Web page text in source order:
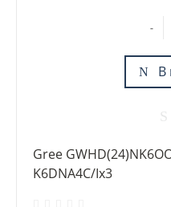
-
В
Gree
K6DNA4C/Ix3